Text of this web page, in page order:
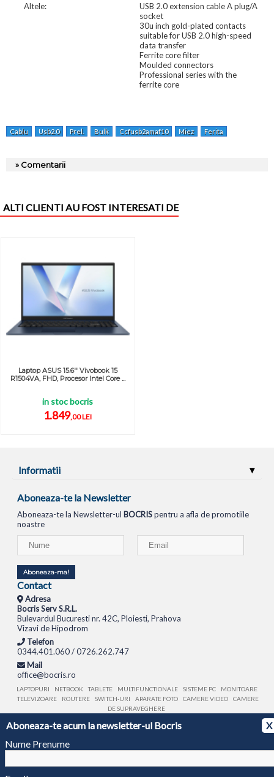
Aboneaza-te acum la newsletter-ul Bocris
X
Nume Prenume
Altele:
USB 2.0 extension cable A plug/A
socket
30u inch gold-plated contacts
suitable for USB 2.0 high-speed
data transfer
Ferrite core filter
Moulded connectors
Professional series with the
ferrite core
Cablu Usb2.0 Prel. Bulk Ccfusb2amaf10 Miez Ferita
» Comentarii
ALTI CLIENTI AU FOST INTERESATI DE
Laptop ASUS 15.6'' Vivobook 15
R1504VA, FHD, Procesor Intel Core ...
in stoc bocris
1.849,00 LEI
Informatii
Aboneaza-te la Newsletter
Aboneaza-te la Newsletter-ul BOCRISpentru a afla de promotiile
noastre
Aboneaza-ma!
Contact
Adresa
Bocris Serv S.R.L.
Bulevardul Bucuresti nr. 42C, Ploiesti, Prahova
Vizavi de Hipodrom
Telefon
0344.401.060 / 0726.262.747
Mail
office@bocris.ro
LAPTOPURI NETBOOK TABLETE MULTIFUNCTIONALE SISTEME PC
MONITOARE
TELEVIZOARE
ROUTERE SWITCH-URI APARATE FOTO CAMERE VIDEO
CAMERE
DE SUPRAVEGHERE